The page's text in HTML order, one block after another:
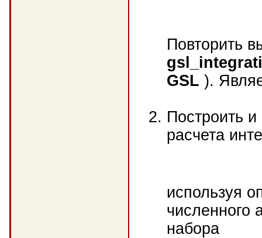
Повторить
GSL ).
Построить и
расчета
используя
численного
набора